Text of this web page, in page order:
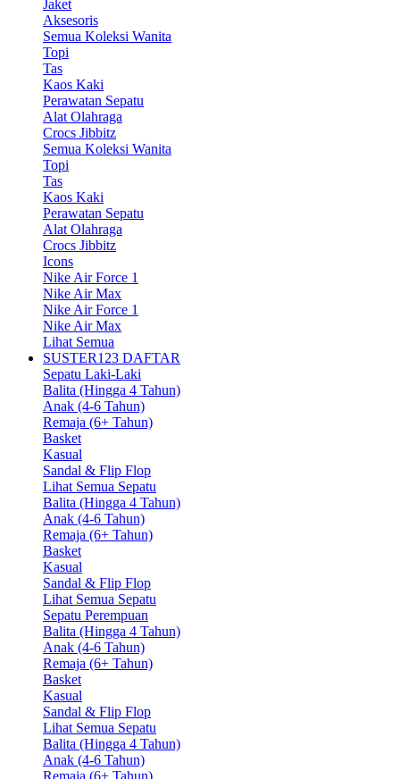
Jaket
Aksesoris
Semua Koleksi Wanita
Topi
Tas
Kaos Kaki
Perawatan Sepatu
Alat Olahraga
Crocs Jibbitz
Semua Koleksi Wanita
Topi
Tas
Kaos Kaki
Perawatan Sepatu
Alat Olahraga
Crocs Jibbitz
Icons
Nike Air Force 1
Nike Air Max
Nike Air Force 1
Nike Air Max
Lihat Semua
SUSTER123 DAFTAR
Sepatu Laki-Laki
Balita (Hingga 4 Tahun)
Anak (4-6 Tahun)
Remaja (6+ Tahun)
Basket
Kasual
Sandal & Flip Flop
Lihat Semua Sepatu
Balita (Hingga 4 Tahun)
Anak (4-6 Tahun)
Remaja (6+ Tahun)
Basket
Kasual
Sandal & Flip Flop
Lihat Semua Sepatu
Sepatu Perempuan
Balita (Hingga 4 Tahun)
Anak (4-6 Tahun)
Remaja (6+ Tahun)
Basket
Kasual
Sandal & Flip Flop
Lihat Semua Sepatu
Balita (Hingga 4 Tahun)
Anak (4-6 Tahun)
Remaja (6+ Tahun)